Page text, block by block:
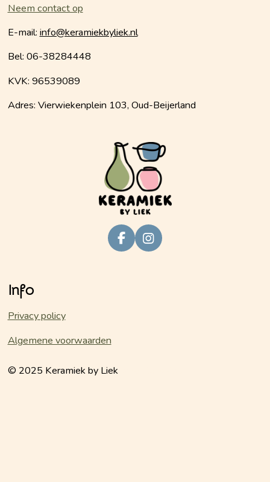
Neem contact op
E-mail: info@keramiekbyliek.nl
Bel: 06-38284448
KVK: 96539089
Adres: Vierwiekenplein 103, Oud-Beijerland
F
a
I
n
Info
Privacy policy
Algemene voorwaarden
© 2025 Keramiek by Liek